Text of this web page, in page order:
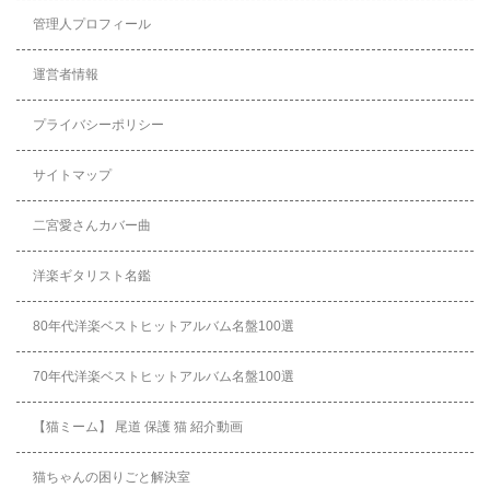
管理人プロフィール
運営者情報
プライバシーポリシー
サイトマップ
二宮愛さんカバー曲
洋楽ギタリスト名鑑
80年代洋楽ベストヒットアルバム名盤100選
70年代洋楽ベストヒットアルバム名盤100選
【猫ミーム】 尾道 保護 猫 紹介動画
猫ちゃんの困りごと解決室